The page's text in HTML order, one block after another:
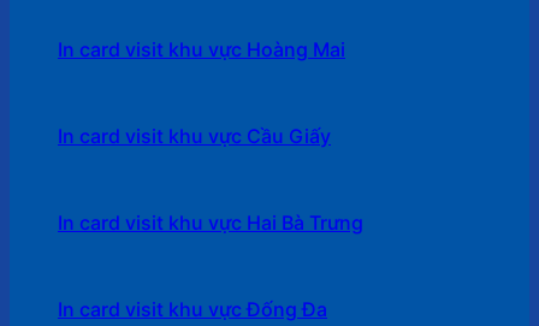
In card visit khu vực Hoàng Mai
In card visit khu vực Cầu Giấy
In card visit khu vực Hai Bà Trưng
In card visit khu vực Đống Đa